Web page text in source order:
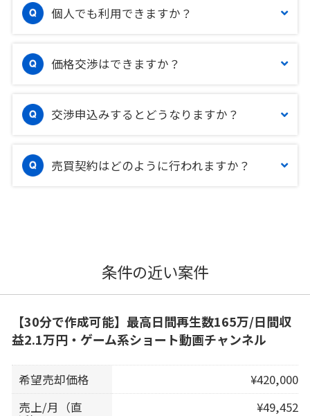
個人でも利用できますか？
価格交渉はできますか？
交渉申込みするとどうなりますか？
売買契約はどのように行われますか？
条件の近い案件
【30分で作成可能】最高日間再生数165万/日間収
益2.1万円・ゲーム系ショート動画チャンネル
希望売却価格
¥420,000
売上/月（直
¥49,452